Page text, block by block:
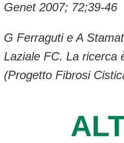
Genet 2007; 72;39-46
G Ferraguti e A
Laziale FC. La ricerca
(Progetto Fibrosi